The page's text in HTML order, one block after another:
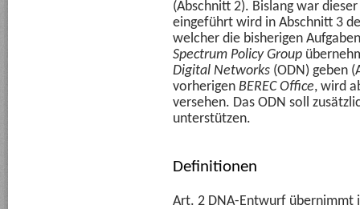
(Abschnitt 2). Bislang war
eingeführt wird in Abschnitt 3
welcher die bisherigen
Spectrum Policy Group
Digital Networks (ODN) geben
vorherigen BEREC Office, wird
versehen. Das ODN soll
unterstützen.
Definitionen
Art. 2 DNA-Entwurf übernimmt